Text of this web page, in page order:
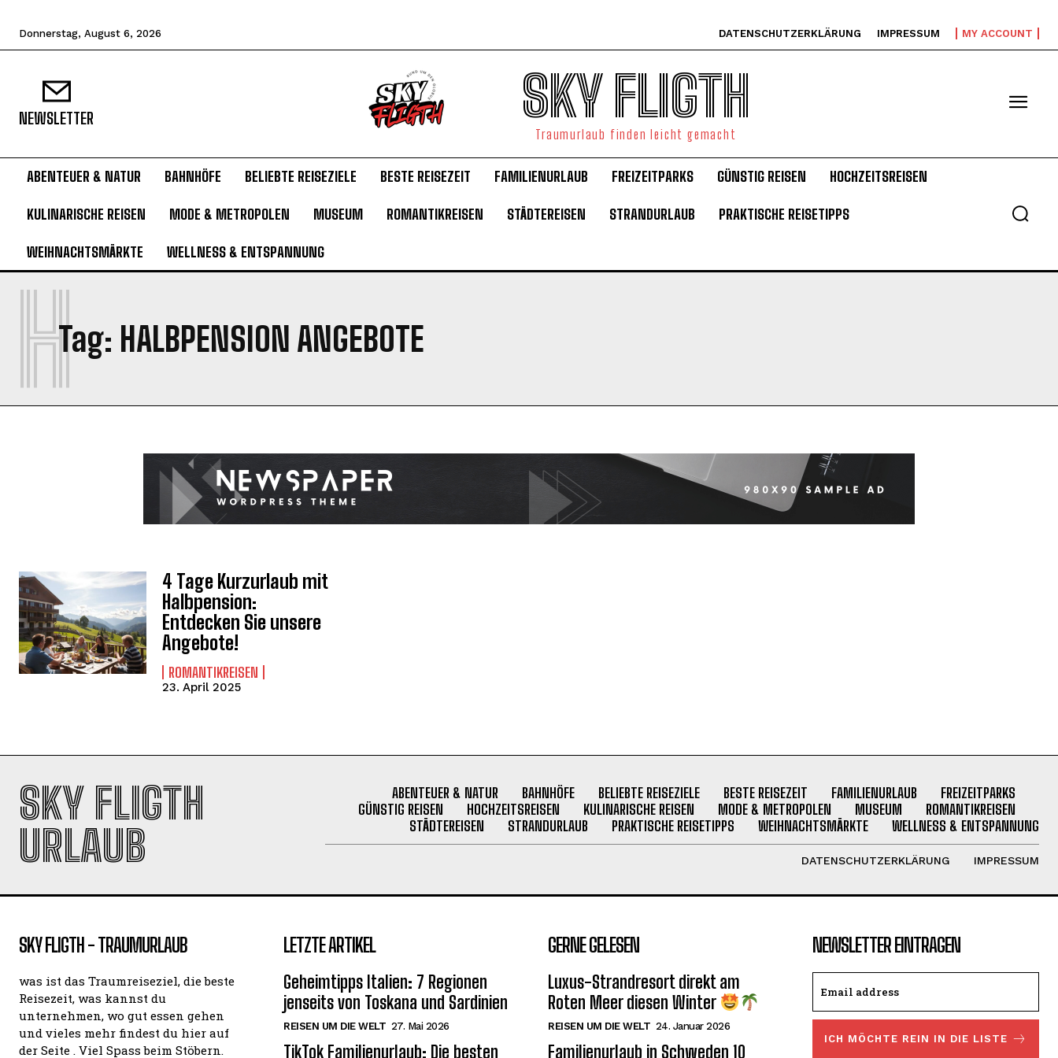
I WANT IN
I've read and accept thePrivacy Policy.
Donnerstag, August 6, 2026 DATENSCHUTZERKLÄRUNG IMPRESSUM MY ACCOUNT
NEWSLETTER SKY FLIGTH
Traumurlaub finden leicht gemacht
ABENTEUER & NATUR BAHNHÖFE BELIEBTE REISEZIELE BESTE REISEZEIT FAMILIENURLAUB FREIZEITPARKS GÜNSTIG REISEN HOCHZEITSREISEN
KULINARISCHE REISEN MODE & METROPOLEN MUSEUM ROMANTIKREISEN STÄDTEREISEN STRANDURLAUB PRAKTISCHE REISETIPPS
WEIHNACHTSMÄRKTE WELLNESS & ENTSPANNUNG
Tag: HALBPENSION ANGEBOTE
H
4 Tage Kurzurlaub mit
Halbpension:
Entdecken Sie unsere
Angebote!
ROMANTIKREISEN
23. April 2025
SKY FLIGTH
URLAUB
ABENTEUER & NATUR BAHNHÖFE BELIEBTE REISEZIELE BESTE REISEZEIT FAMILIENURLAUB
FREIZEITPARKS
GÜNSTIG REISEN
HOCHZEITSREISEN KULINARISCHE REISEN MODE & METROPOLEN MUSEUM
ROMANTIKREISEN
STÄDTEREISEN
STRANDURLAUB PRAKTISCHE REISETIPPS WEIHNACHTSMÄRKTE WELLNESS & ENTSPANNUNG
DATENSCHUTZERKLÄRUNG IMPRESSUM
SKY FLIGTH - TRAUMURLAUB
was ist das Traumreiseziel, die beste
Reisezeit, was kannst du
unternehmen, wo gut essen gehen
und vieles mehr findest du hier auf
der Seite . Viel Spass beim Stöbern.
LETZTE ARTIKEL
Geheimtipps Italien: 7 Regionen
jenseits von Toskana und Sardinien
REISEN UM DIE WELT 27. Mai 2026
TikTok Familienurlaub: Die besten
GERNE GELESEN
Luxus-Strandresort direkt am
Roten Meer diesen Winter
REISEN UM DIE WELT 24. Januar 2026
Familienurlaub in Schweden 10
NEWSLETTER EINTRAGEN
ICH MÖCHTE REIN IN DIE LISTE